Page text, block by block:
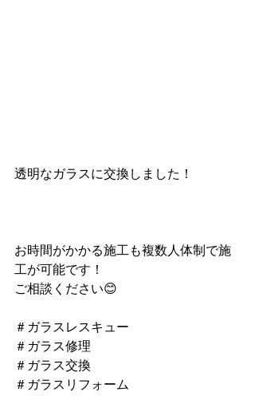
透明なガラスに交換しました！
お時間がかかる施工も複数人体制で施
工が可能です！
ご相談ください😊
＃ガラスレスキュー
＃ガラス修理
＃ガラス交換
＃ガラスリフォーム